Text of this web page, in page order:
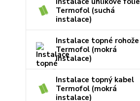
Termofol (suchá
instalace)
Instalace topné rohože
Termofol (mokrá
instalace)
Instalace topný kabel
Termofol (mokrá
instalace)